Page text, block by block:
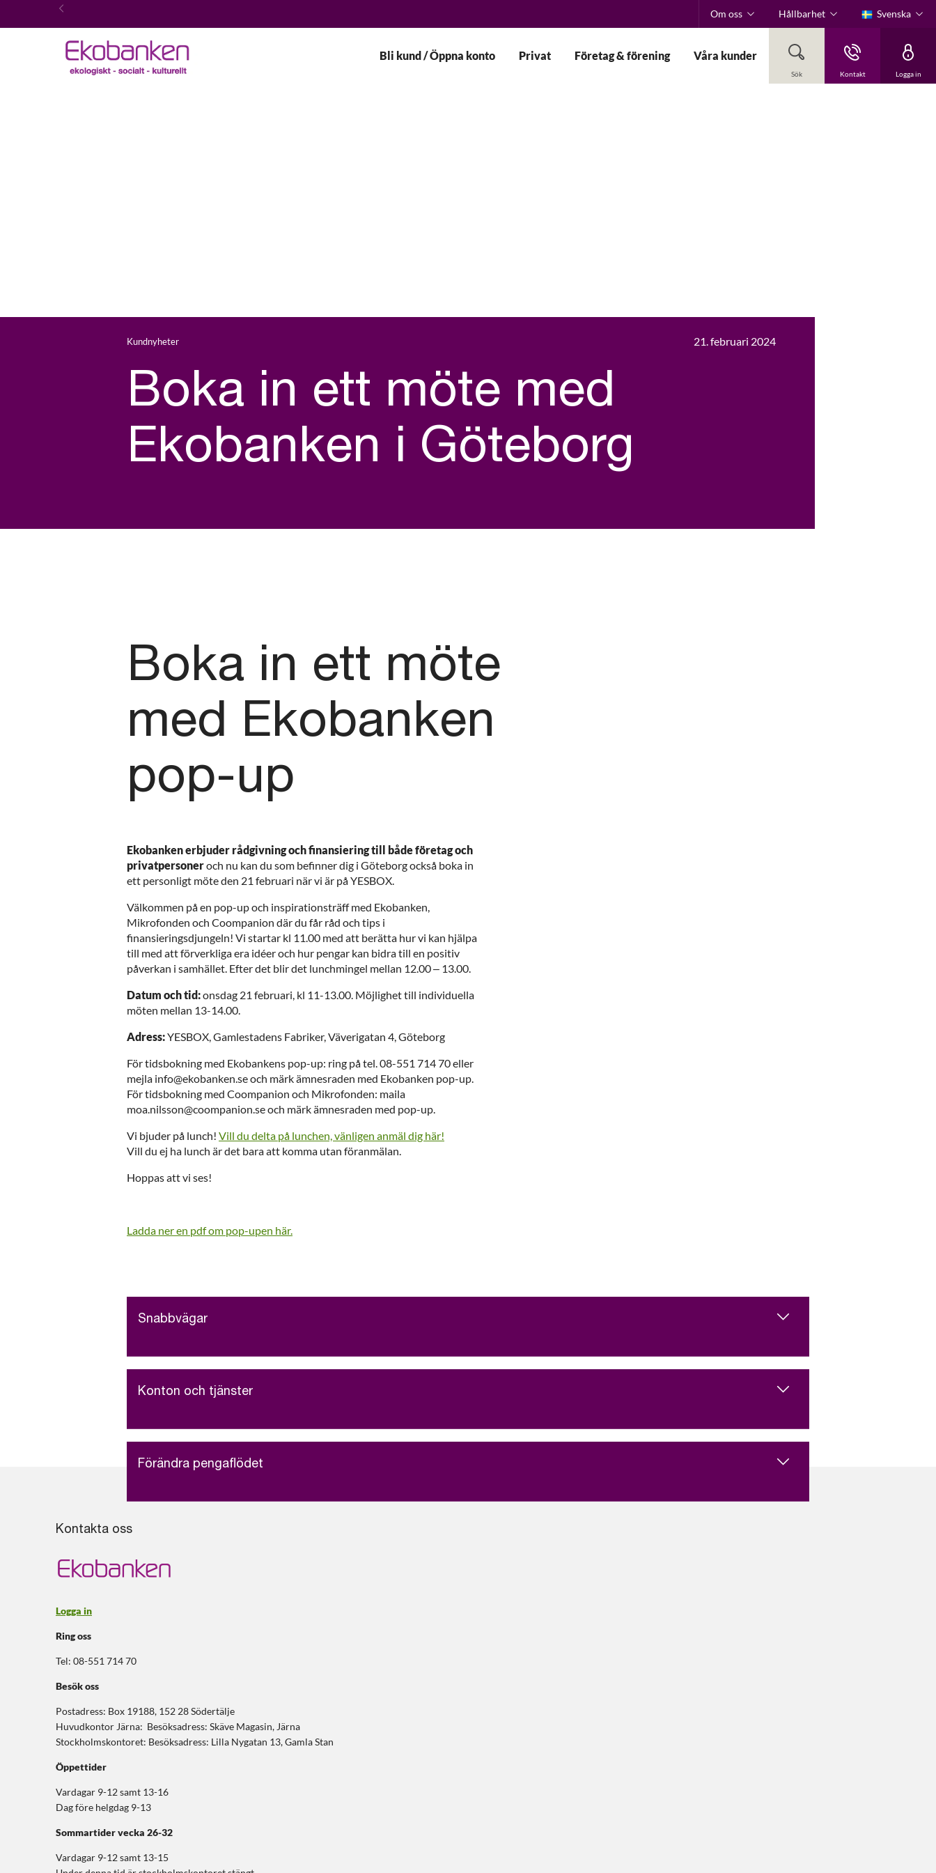
Om oss Hållbarhet Svenska
Bli kund / Öppna konto Privat Företag & förening Våra kunder
Sök Kontakt Logga in
Kundnyheter
Boka in ett möte med
Ekobanken i Göteborg
21. februari 2024
Boka in ett möte
med Ekobanken
pop-up
Ekobanken erbjuder rådgivning och finansiering till både företag och
privatpersoneroch nu kan du som befinner dig i Göteborg också boka in
ett personligt möte den 21 februari när vi är på YESBOX.
Välkommen på en pop-up och inspirationsträff med Ekobanken,
Mikrofonden och Coompanion där du får råd och tips i
finansieringsdjungeln! Vi startar kl 11.00 med att berätta hur vi kan hjälpa
till med att förverkliga era idéer och hur pengar kan bidra till en positiv
påverkan i samhället. Efter det blir det lunchmingel mellan 12.00 – 13.00.
Datum och tid:onsdag 21 februari, kl 11-13.00. Möjlighet till individuella
möten mellan 13-14.00.
Adress:YESBOX, Gamlestadens Fabriker, Väverigatan 4, Göteborg
För tidsbokning med Ekobankens pop-up: ring på tel. 08-551 714 70 eller
mejla info@ekobanken.se och märk ämnesraden med Ekobanken pop-up.
För tidsbokning med Coompanion och Mikrofonden: maila
moa.nilsson@coompanion.se och märk ämnesraden med pop-up.
Vi bjuder på lunch! Vill du delta på lunchen, vänligen anmäl dig här!
Vill du ej ha lunch är det bara att komma utan föranmälan.
Hoppas att vi ses!
Ladda ner en pdf om pop-upen här.
Snabbvägar
Konton och tjänster
Förändra pengaflödet
Kontakta oss
Logga in
Ring oss
Tel: 08-551 714 70
Besök oss
Postadress: Box 19188, 152 28 Södertälje
Huvudkontor Järna: Besöksadress: Skäve Magasin, Järna
Stockholmskontoret: Besöksadress: Lilla Nygatan 13, Gamla Stan
Öppettider
Vardagar 9-12 samt 13-16
Dag före helgdag 9-13
Sommartidervecka 26-32
Vardagar 9-12 samt 13-15